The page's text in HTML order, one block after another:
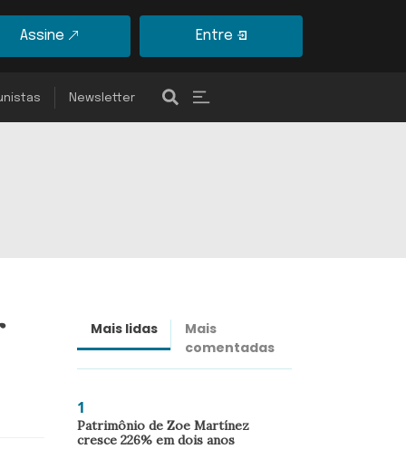
Assine Entre
Newsletter
Mais lidas
Mais
comentadas
1
Patrimônio de Zoe Martínez
cresce 226% em dois anos